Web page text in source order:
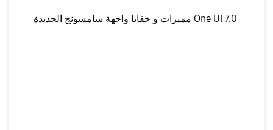
مميزات و خفايا واجهة سامسونج الجديدة One UI 7.0